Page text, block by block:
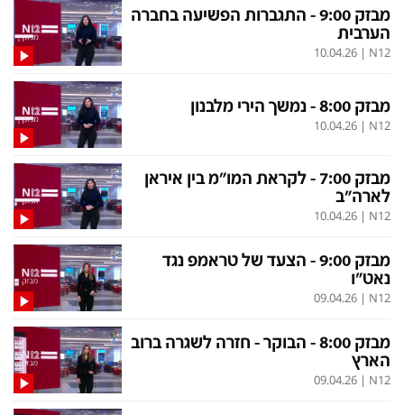
מבזק 9:00 - התגברות הפשיעה בחברה
הערבית
N12
|
10.04.26
מבזק 8:00 - נמשך הירי מלבנון
N12
|
10.04.26
מבזק 7:00 - לקראת המו"מ בין איראן
לארה"ב
N12
|
10.04.26
מבזק 9:00 - הצעד של טראמפ נגד
נאט"ו
N12
|
09.04.26
מבזק 8:00 - הבוקר - חזרה לשגרה ברוב
הארץ
N12
|
09.04.26